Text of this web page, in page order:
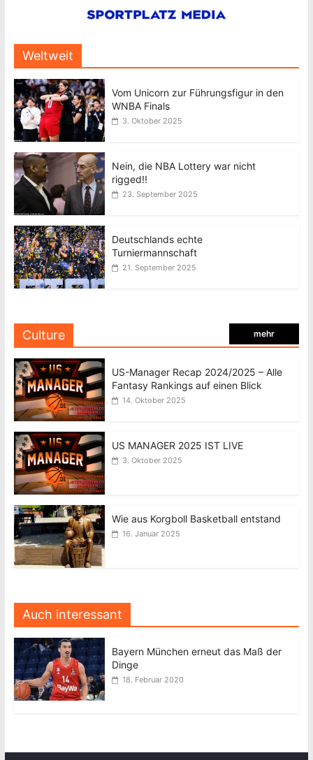
Weltweit
Vom Unicorn zur Führungsfigur in den
WNBA Finals
3. Oktober 2025
Nein, die NBA Lottery war nicht
rigged!!
23. September 2025
Deutschlands echte
Turniermannschaft
21. September 2025
Culture mehr
US-Manager Recap 2024/2025 – Alle
Fantasy Rankings auf einen Blick
14. Oktober 2025
US MANAGER 2025 IST LIVE
3. Oktober 2025
Wie aus Korgboll Basketball entstand
16. Januar 2025
Auch interessant
Bayern München erneut das Maß der
Dinge
18. Februar 2020